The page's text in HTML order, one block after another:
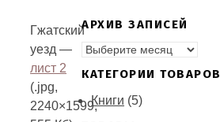
Гжатский
уезд —
лист 2
(.jpg,
2240×1599,
АРХИВ ЗАПИСЕЙ
АРХИВ
КАТЕГОРИИ ТОВАРОВ
Книги (5)